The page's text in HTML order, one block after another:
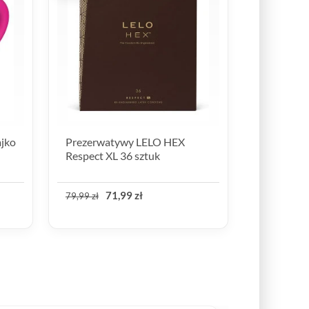
Prezerwatywy LELO HEX
Respect XL 36 sztuk
79,99 zł 71,99 zł